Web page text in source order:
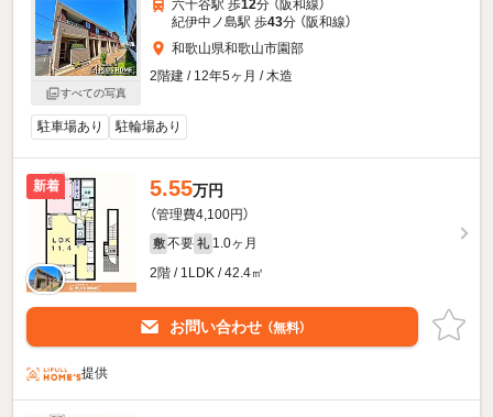
すべての写真
六十谷駅 歩12分 （阪和線）
紀伊中ノ島駅 歩43分 （阪和線）
和歌山県和歌山市園部
2階建 / 12年5ヶ月 / 木造
駐車場あり 駐輪場あり
新着 5.55万円
（管理費4,100円）
敷 不要 礼 1.0ヶ月
2階 / 1LDK / 42.4㎡
お問い合わせ （無料）
提供